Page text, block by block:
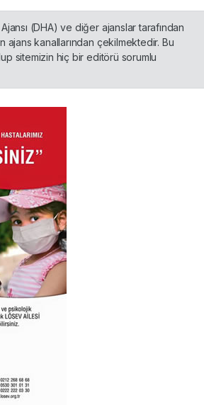
(DHA) ve diğer ajanslar tarafından
kanallarından çekilmektedir. Bu
sitemizin hiç bir editörü sorumlu